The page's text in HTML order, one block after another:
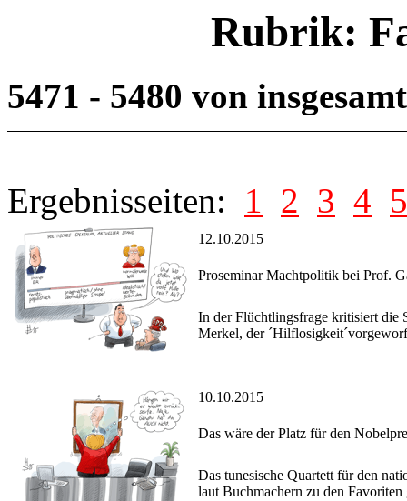
Rubrik:
5471 - 5480 von
Ergebnisseiten: 1 2 3 4 5
12.10.2015
Proseminar Machtpolitik bei Prof.
In der Flüchtlingsfrage kritisiert die
Merkel, der
10.10.2015
Das wäre der Platz für den
Das tunesische Quartett für den
laut Buchmachern zu den Favoriten